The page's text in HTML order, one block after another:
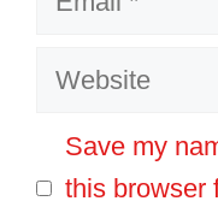
Website
Save my
this browser